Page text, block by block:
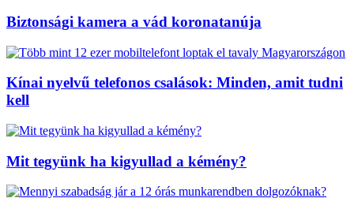
Biztonsági kamera a vád koronatanúja
Kínai nyelvű telefonos csalások: Minden, amit tudni
kell
Mit tegyünk ha kigyullad a kémény?